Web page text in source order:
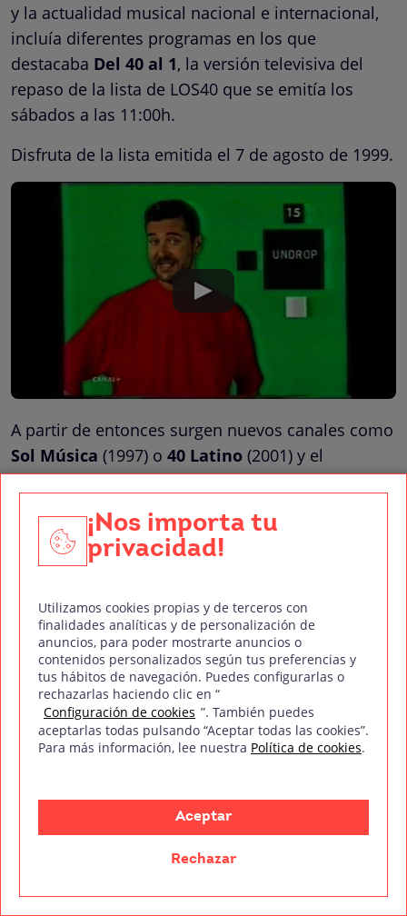
y la actualidad musical nacional e internacional,
incluía diferentes programas en los que
destacaba Del 40 al 1, la versión televisiva del
repaso de la lista de LOS40 que se emitía los
sábados a las 11:00h.
Disfruta de la lista emitida el 7 de agosto de 1999.
A partir de entonces surgen nuevos canales como
Sol Música (1997) o 40 Latino (2001) y el
videoclip se consolida en nuestro país,
las campañas de promoción de un grupo o
artista.
Los videoclips en la actualidad
Los videoclips en la actualidad están fuertemente
ligados a internet. Aunque la MTV y otros
programas similares siguen manteniendo el tipo,
plataformas como YouTube, Dailymotion o Vimeo
por todo el mundo a la vez que generan ingresos
con las visualizaciones. Además, cualquier
persona o grupo, sea conocido o no, puede
¡Nos importa tu
privacidad!
Utilizamos cookies propias y de terceros con
finalidades analíticas y de personalización de
anuncios, para poder mostrarte anuncios o
contenidos personalizados según tus preferencias y
tus hábitos de navegación. Puedes configurarlas o
rechazarlas haciendo clic en “
Configuración de cookies ”. También puedes
aceptarlas todas pulsando “Aceptar todas las cookies”.
Para más información, lee nuestra Política de cookies.
Aceptar
Rechazar